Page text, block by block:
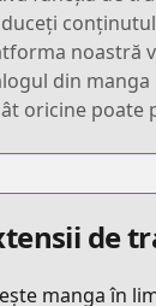
noastră
din
oricine poate
de
manga în